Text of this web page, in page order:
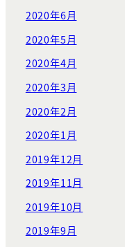
2020年6月
2020年5月
2020年4月
2020年3月
2020年2月
2020年1月
2019年12月
2019年11月
2019年10月
2019年9月